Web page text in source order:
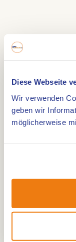
Diese Webseite
Wir verwenden
geben wir
möglicherweise